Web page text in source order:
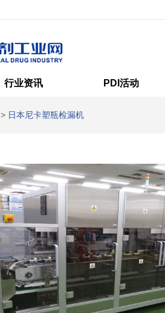
行业资讯 PDI活动
> 日本尼卡塑瓶检漏机